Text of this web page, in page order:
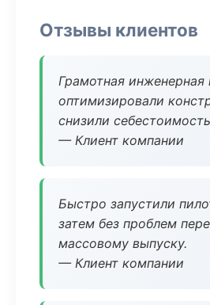
Отзывы клиентов
Грамотная инженерная
оптимизировали
снизили
— Клиент компании
Быстро запустили
затем без проблем
массовому выпуску.
— Клиент компании